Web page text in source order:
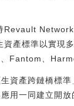
Revault
產標準以實現
Fantom、
資產跨鏈橋標
用一同建立開